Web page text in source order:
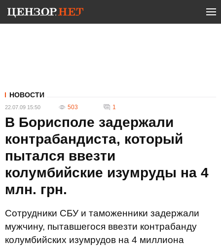
НОВОСТИ
22.07.09 15:50 503 1
В Борисполе задержали
контрабандиста, который
пытался ввезти
колумбийские изумруды на 4
млн. грн.
Сотрудники СБУ и таможенники задержали
мужчину, пытавшегося ввезти контрабанду
колумбийских изумрудов на 4 миллиона